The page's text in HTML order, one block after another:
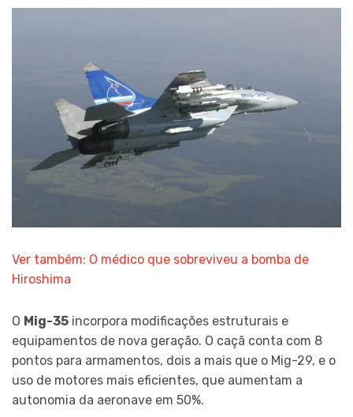
Ver também: O médico que sobreviveu a bomba de
Hiroshima
O Mig-35 incorpora modificações estruturais e
equipamentos de nova geração. O caçã conta com 8
pontos para armamentos, dois a mais que o Mig-29, e o
uso de motores mais eficientes, que aumentam a
autonomia da aeronave em 50%.